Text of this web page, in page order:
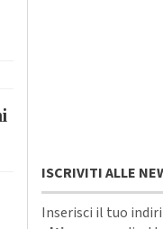
ISCRIVITI ALLE
Inserisci il tuo